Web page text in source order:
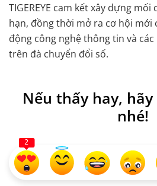
TIGEREYE cam kết xây dựng
hạn, đồng thời mở ra cơ hội
động công nghệ thông tin và
trên đà chuyển đổi số.
Nếu thấy hay,
nhé!
2